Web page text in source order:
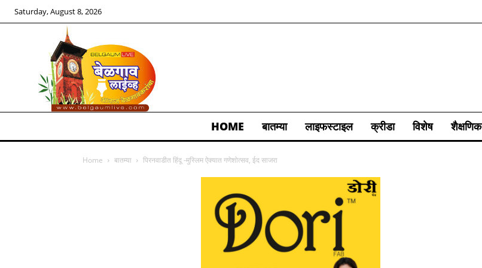
Saturday, August 8, 2026
HOME बातम्या लाइफस्टाइल क्रीडा विशेष शैक्षणिक
Home बातम्या पिरनवाडीत हिंदू -मुस्लिम ऐक्यात गणेशोत्सव, ईद साजरा